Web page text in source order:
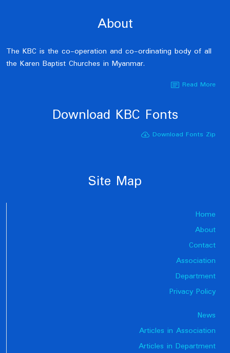
About
The KBC is the co-operation and co-ordinating body of all
the Karen Baptist Churches in Myanmar.
Read More
Download KBC Fonts
Download Fonts Zip
Site Map
Home
About
Contact
Association
Department
Privacy Policy
News
Articles in Association
Articles in Department